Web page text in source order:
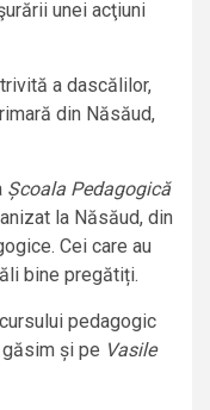
unei acţiuni
a dascălilor,
din Năsăud,
Școala Pedagogică
la Năsăud, din
Cei care au
bine pregătiți.
pedagogic
și pe Vasile